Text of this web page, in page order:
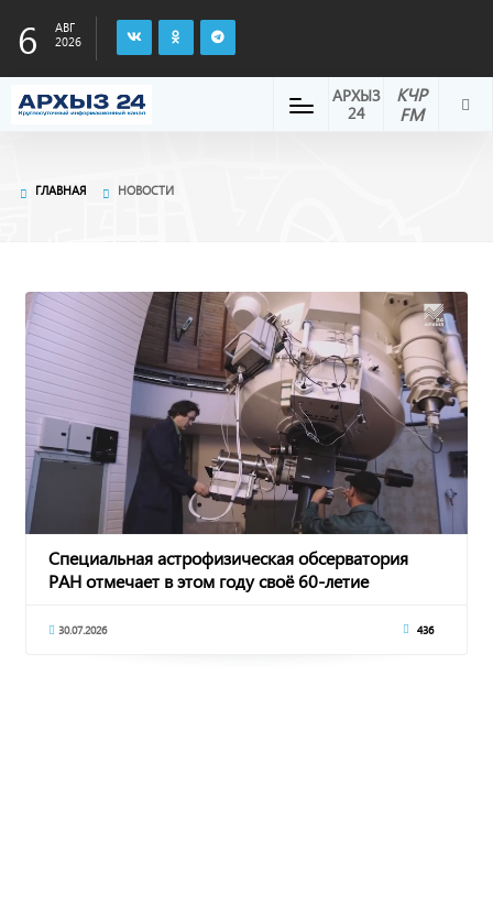
6
АВГ
2026
КЧР
FM
АРХЫЗ
24
ГЛАВНАЯ НОВОСТИ
Специальная астрофизическая обсерватория
РАН отмечает в этом году своё 60-летие
30.07.2026 436